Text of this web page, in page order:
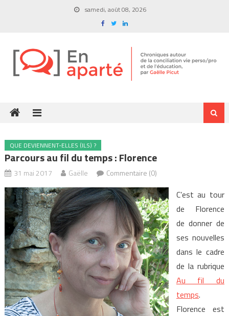
samedi, août 08, 2026
QUE DEVIENNENT-ELLES (ILS) ?
Parcours au fil du temps : Florence
31 mai 2017 Gaëlle Commentaire (0)
C’est au tour
de Florence
de donner de
ses nouvelles
dans le cadre
de la rubrique
Au fil du
temps.
Florence est